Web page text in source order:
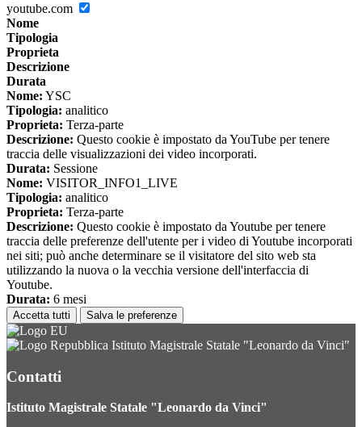
youtube.com
Nome
Tipologia
Proprieta
Descrizione
Durata
Nome: YSC
Tipologia: analitico
Proprieta: Terza-parte
Descrizione: Questo cookie è impostato da YouTube per tenere
traccia delle visualizzazioni dei video incorporati.
Durata: Sessione
Nome: VISITOR_INFO1_LIVE
Tipologia: analitico
Proprieta: Terza-parte
Descrizione: Questo cookie è impostato da Youtube per tenere
traccia delle preferenze dell'utente per i video di Youtube incorporati
nei siti; può anche determinare se il visitatore del sito web sta
utilizzando la nuova o la vecchia versione dell'interfaccia di
Youtube.
Durata: 6 mesi
Accetta tutti Salva le preferenze
Istituto Magistrale Statale "Leonardo da Vinci"
Contatti
Istituto Magistrale Statale "Leonardo da Vinci"